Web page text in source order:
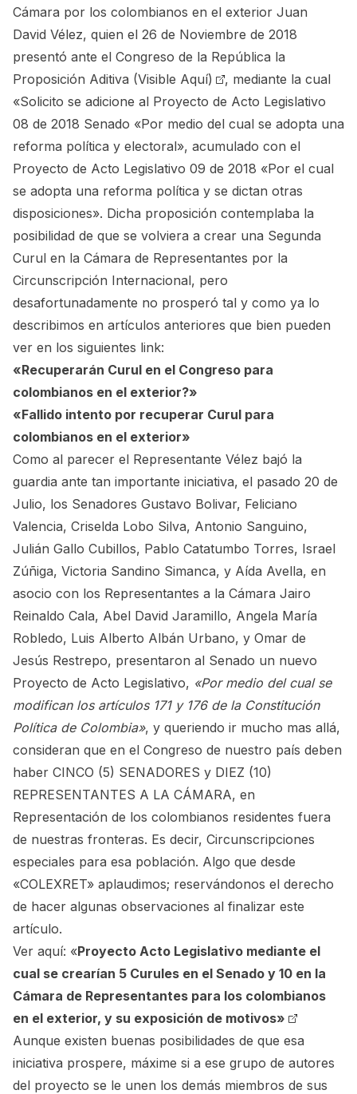
Cámara por los colombianos en el exterior Juan
David Vélez, quien el 26 de Noviembre de 2018
presentó ante el Congreso de la República la
Proposición Aditiva (Visible Aquí)
, mediante la cual
«Solicito se adicione al Proyecto de Acto Legislativo
08 de 2018 Senado «Por medio del cual se adopta una
reforma política y electoral», acumulado con el
Proyecto de Acto Legislativo 09 de 2018 «Por el cual
se adopta una reforma política y se dictan otras
disposiciones». Dicha proposición contemplaba la
posibilidad de que se volviera a crear una Segunda
Curul en la Cámara de Representantes por la
Circunscripción Internacional, pero
desafortunadamente no prosperó tal y como ya lo
describimos en artículos anteriores que bien pueden
ver en los siguientes link:
«Recuperarán Curul en el Congreso para
colombianos en el exterior?»
«Fallido intento por recuperar Curul para
colombianos en el exterior»
Como al parecer el Representante Vélez bajó la
guardia ante tan importante iniciativa, el pasado 20 de
Julio, los Senadores Gustavo Bolivar, Feliciano
Valencia, Criselda Lobo Silva, Antonio Sanguino,
Julián Gallo Cubillos, Pablo Catatumbo Torres, Israel
Zúñiga, Victoria Sandino Simanca, y Aída Avella, en
asocio con los Representantes a la Cámara Jairo
Reinaldo Cala, Abel David Jaramillo, Angela María
Robledo, Luis Alberto Albán Urbano, y Omar de
Jesús Restrepo, presentaron al Senado un nuevo
Proyecto de Acto Legislativo, «Por medio del cual se
modifican los artículos 171 y 176 de la Constitución
Política de Colombia», y queriendo ir mucho mas allá,
consideran que en el Congreso de nuestro país deben
haber CINCO (5) SENADORES y DIEZ (10)
REPRESENTANTES A LA CÁMARA, en
Representación de los colombianos residentes fuera
de nuestras fronteras. Es decir, Circunscripciones
especiales para esa población. Algo que desde
«COLEXRET» aplaudimos; reservándonos el derecho
de hacer algunas observaciones al finalizar este
artículo.
Ver aquí: «Proyecto Acto Legislativo mediante el
cual se crearían 5 Curules en el Senado y 10 en la
Cámara de Representantes para los colombianos
en el exterior, y su exposición de motivos»
Aunque existen buenas posibilidades de que esa
iniciativa prospere, máxime si a ese grupo de autores
del proyecto se le unen los demás miembros de sus